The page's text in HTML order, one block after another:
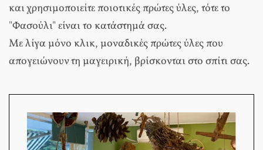
και χρησιμοποιείτε ποιοτικές πρώτες ύλες, τότε το
"Φασούλι" είναι το κατάστημά σας.
Με λίγα μόνο κλικ, μοναδικές πρώτες ύλες που
απογειώνουν τη μαγειρική, βρίσκονται στο σπίτι σας.